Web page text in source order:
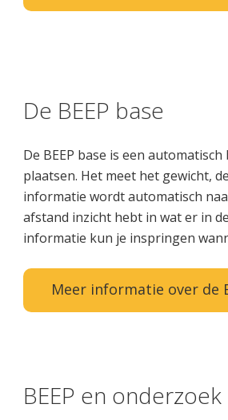
De BEEP base
De BEEP base is een
plaatsen. Het meet het gewicht,
informatie wordt automatisch
afstand inzicht hebt in wat er in
informatie kun je inspringen
Meer informatie over de
BEEP en onderzoek